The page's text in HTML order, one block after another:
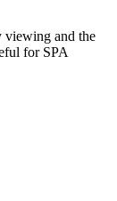
viewing and the
for SPA